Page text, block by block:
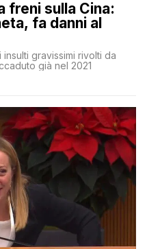
freni sulla Cina:
fa danni al
gravissimi rivolti da
già nel 2021